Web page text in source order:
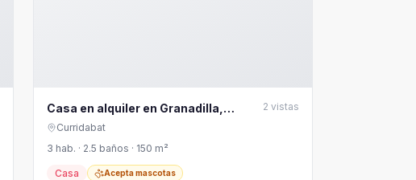
Casa en alquiler en Granadilla,
Curridabat
2 vistas
Curridabat
3 hab. · 2.5 baños · 150 m²
Casa Acepta mascotas